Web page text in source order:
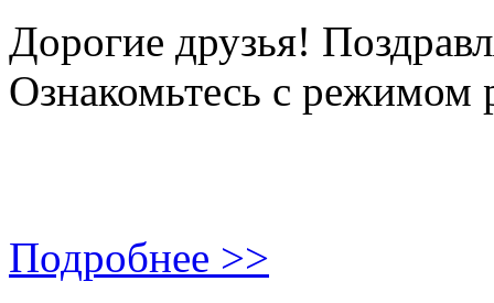
Дорогие друзья!
Ознакомьтесь с режимом
Подробнее >>